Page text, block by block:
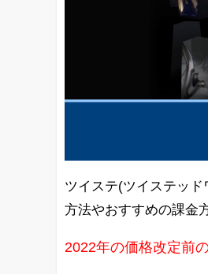
ツイステ(ツイステッ
方法やおすすめの課金
2022年の価格改定前